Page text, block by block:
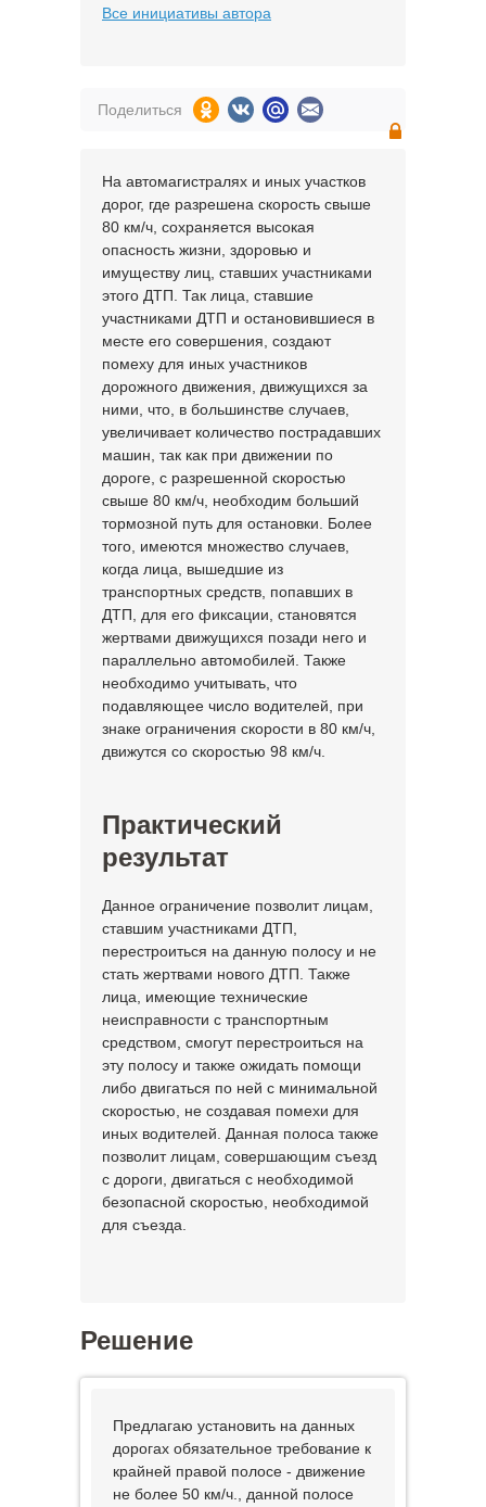
Все инициативы автора
Поделиться
На автомагистралях и иных участков
дорог, где разрешена скорость свыше
80 км/ч, сохраняется высокая
опасность жизни, здоровью и
имуществу лиц, ставших участниками
этого ДТП. Так лица, ставшие
участниками ДТП и остановившиеся в
месте его совершения, создают
помеху для иных участников
дорожного движения, движущихся за
ними, что, в большинстве случаев,
увеличивает количество пострадавших
машин, так как при движении по
дороге, с разрешенной скоростью
свыше 80 км/ч, необходим больший
тормозной путь для остановки. Более
того, имеются множество случаев,
когда лица, вышедшие из
транспортных средств, попавших в
ДТП, для его фиксации, становятся
жертвами движущихся позади него и
параллельно автомобилей. Также
необходимо учитывать, что
подавляющее число водителей, при
знаке ограничения скорости в 80 км/ч,
движутся со скоростью 98 км/ч.
Практический
результат
Данное ограничение позволит лицам,
ставшим участниками ДТП,
перестроиться на данную полосу и не
стать жертвами нового ДТП. Также
лица, имеющие технические
неисправности с транспортным
средством, смогут перестроиться на
эту полосу и также ожидать помощи
либо двигаться по ней с минимальной
скоростью, не создавая помехи для
иных водителей. Данная полоса также
позволит лицам, совершающим съезд
с дороги, двигаться с необходимой
безопасной скоростью, необходимой
для съезда.
Решение
Предлагаю установить на данных
дорогах обязательное требование к
крайней правой полосе - движение
не более 50 км/ч., данной полосе